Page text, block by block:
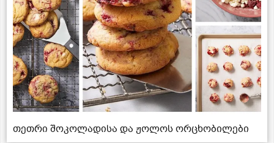
თეთრი შოკოლადისა და ჟოლოს ორცხობილები